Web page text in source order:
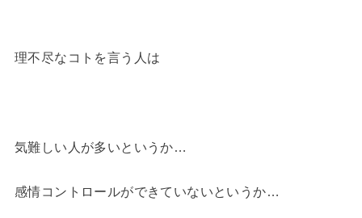
理不尽なコトを言う人は
気難しい人が多いというか…
感情コントロールができていないというか…